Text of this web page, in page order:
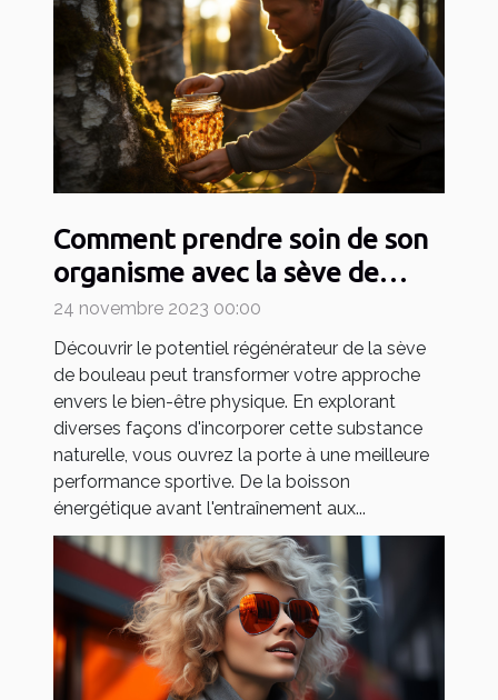
Comment prendre soin de son
organisme avec la sève de
bouleau pour devenir un
sportif efficace ?
24 novembre 2023 00:00
Découvrir le potentiel régénérateur de la sève
de bouleau peut transformer votre approche
envers le bien-être physique. En explorant
diverses façons d'incorporer cette substance
naturelle, vous ouvrez la porte à une meilleure
performance sportive. De la boisson
énergétique avant l'entraînement aux...